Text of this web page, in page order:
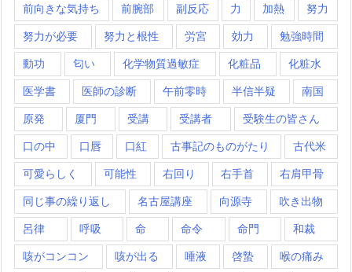
前向きな気持ち 前腕部 副反応 力 加熱 努力
努力が必要 努力と根性 労宮 効力 勉強時間
動功 匂い 化学物質過敏症 化粧品 化粧水
医学書 医師の診断 午前零時 半信半疑 南国
原発 厦門 受講 受講者 受験生の皆さん
口の中 口唇 口紅 古事記のものがたり 古代米
可愛らしく 可能性 右回り 右手首 右肩甲骨
同じ事の繰り返し 名古屋講座 向源寺 吹き出物
呂律 呼吸 命 命令 命門 和裁
咳がコンコン 咳が出る 唾液 啓蟄 喉の痛み